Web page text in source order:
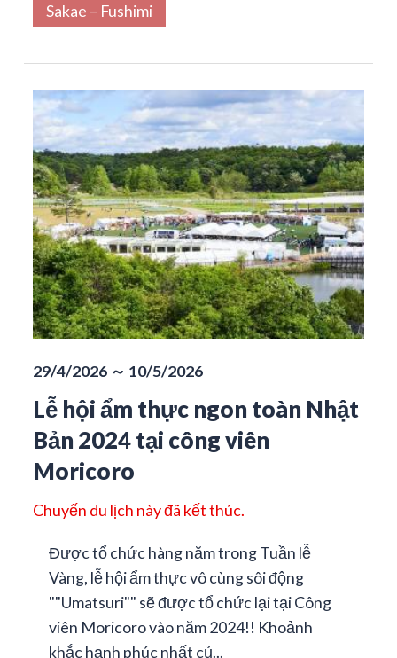
Sakae – Fushimi
29/4/2026 ～ 10/5/2026
Lễ hội ẩm thực ngon toàn Nhật
Bản 2024 tại công viên
Moricoro
Chuyến du lịch này đã kết thúc.
Được tổ chức hàng năm trong Tuần lễ
Vàng, lễ hội ẩm thực vô cùng sôi động
""Umatsuri"" sẽ được tổ chức lại tại Công
viên Moricoro vào năm 2024!! Khoảnh
khắc hạnh phúc nhất củ...